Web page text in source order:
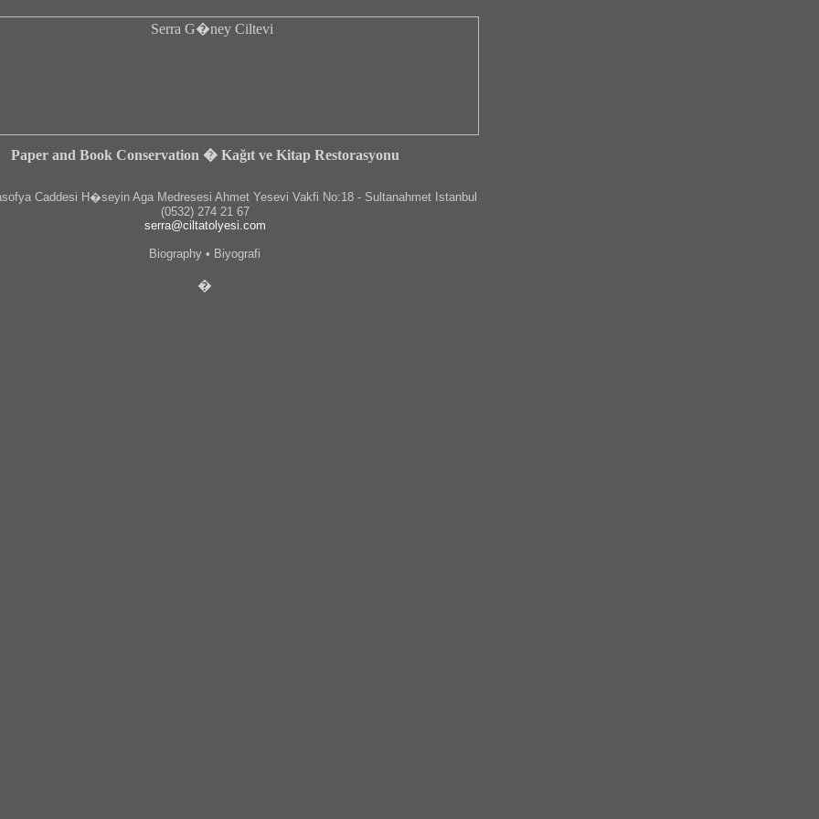
Paper and Book Conservation � Kağıt ve Kitap Restorasyonu
Caddesi H�seyin Aga Medresesi Ahmet Yesevi Vakfi No:18 - Sultanahmet Istanbul
(0532) 274 21 67
serra@ciltatolyesi.com
Biography • Biyografi
�